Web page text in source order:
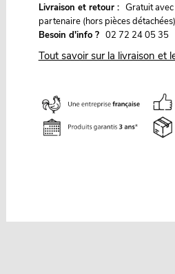
Livraison et retour : Gratuit
partenaire (hors pièces détachées)
Besoin d'info ? 02 72 24 05 35
Tout savoir sur la livraison et